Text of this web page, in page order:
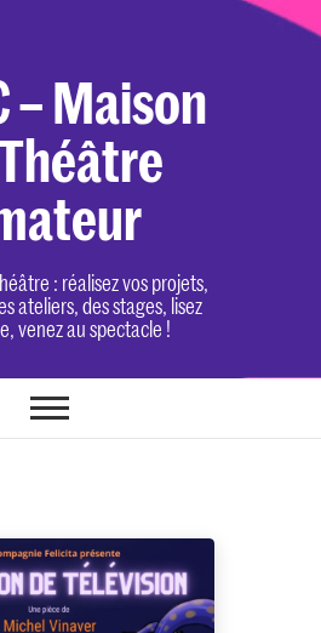
– Maison
: réalisez vos projets,
ateliers, des stages, lisez
venez au spectacle !